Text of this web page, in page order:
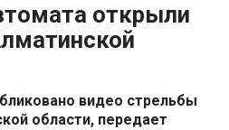
News
открыли
видео стрельбы
области, передает